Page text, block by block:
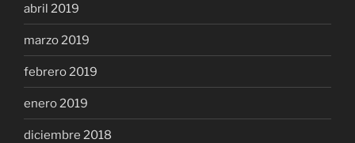
abril 2019
marzo 2019
febrero 2019
enero 2019
diciembre 2018